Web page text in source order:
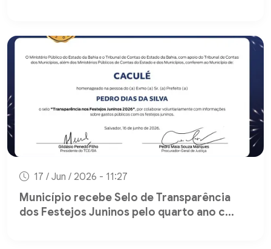
17 / Jun / 2026 - 11:27
Município recebe Selo de Transparência
dos Festejos Juninos pelo quarto ano c...